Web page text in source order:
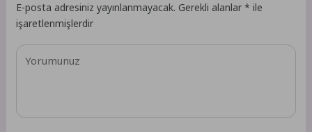
E-posta adresiniz yayınlanmayacak. Gerekli alanlar* ile
işaretlenmişlerdir